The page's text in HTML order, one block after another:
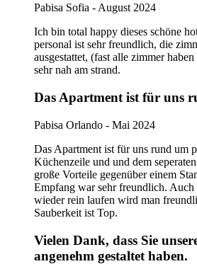
Pabisa Sofia - August 2024
Ich bin total happy dieses schöne
personal ist sehr freundlich, die
ausgestattet, (fast alle zimmer
sehr nah am strand.
Das Apartment ist für uns
Pabisa Orlando - Mai 2024
Das Apartment ist für uns rund um
Küchenzeile und und dem
große Vorteile gegenüber einem
Empfang war sehr freundlich. Auch
wieder rein laufen wird man
Sauberkeit ist Top.
Vielen Dank, dass Sie
angenehm gestaltet haben.